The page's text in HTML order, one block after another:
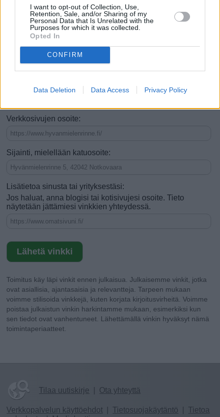
I want to opt-out of Collection, Use,
Retention, Sale, and/or Sharing of my
Personal Data that Is Unrelated with the
Purposes for which it was collected.
Opted In
CONFIRM
Data Deletion Data Access Privacy Policy
Siellä voi ruokailla (esim. ravintola)
Voi tehdä ostoksia (esim. kauppa)
Voi yöpyä (esim. hotelli)
Hyvä lapsiperheille
Verkkosivujen osoite:
Sijainti, mielellään katuosoite:
Lisätietoa sinusta tai yrityksestäsi:
Jos haluat, anna blogisi tai kotisivujesi osoite. Tieto
näytetään jättämiesi vinkkien yhteydessä.
Toimitus käy läpi vinkit ennen julkaisua. Julkaisemme vinkit, jotka
ovat asiallisia, ajantasaisia ja relevantteja. Tarpeen mukaan
voimme stilisoida vinkkejä, kuten korjata kirjoitusvirheitä. Voimme
poistaa julkaistun vinkin harkintamme mukaan, esimerkiksi kun
sen tiedot ovat vanhentuneet. Lähettämällä vinkin hyväksyt nämä
toimintaperiaatteet.
Tilaa uutiskirje Ota yhteyttä
Verkkopalvelun käyttöehdot Tietosuojakäytäntö
Tietoa